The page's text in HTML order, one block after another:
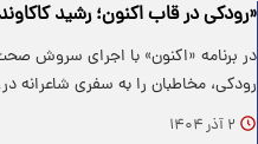
«رودکی در قاب اکنون؛ رشید
در برنامه «اکنون» با اجرای سروش
رودکی، مخاطبان را به سفری شاعرانه
۲ آذر ۱۴۰۴